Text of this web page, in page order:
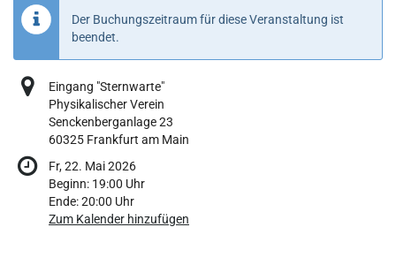
Der Buchungszeitraum für diese Veranstaltung ist
beendet.
Eingang "Sternwarte"
Physikalischer Verein
Senckenberganlage 23
60325 Frankfurt am Main
Fr, 22. Mai 2026
Beginn: 19:00 Uhr
Ende:20:00 Uhr
Zum Kalender hinzufügen